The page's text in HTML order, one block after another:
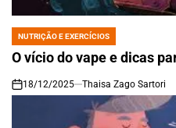
POSTED
IN
NUTRIÇÃO E EXERCÍCIOS
O vício do vape e dicas
on
18/12/2025 Thaisa Zago Sartori